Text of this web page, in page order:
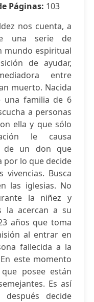
Páginas: 103
nos cuenta, a
una serie de
mundo espiritual
de ayudar,
entre
muerto. Nacida
una familia de 6
a personas
ella y que sólo
le causa
de un don que
por lo que decide
Busca
las iglesias. No
la niñez y
la acercan a su
años que toma
al entrar en
fallecida a la
este momento
posee están
Es así
decide